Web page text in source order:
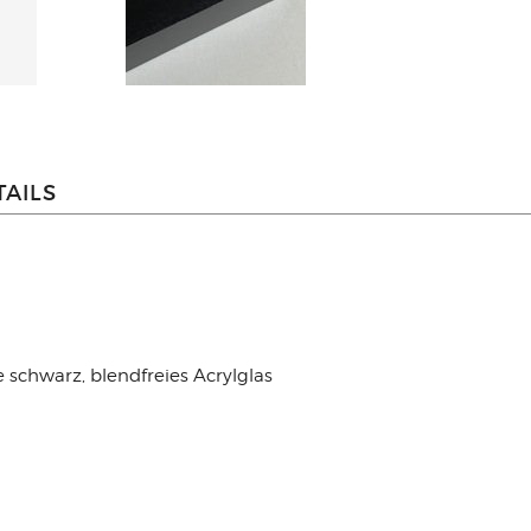
blendfreies Acrylglas